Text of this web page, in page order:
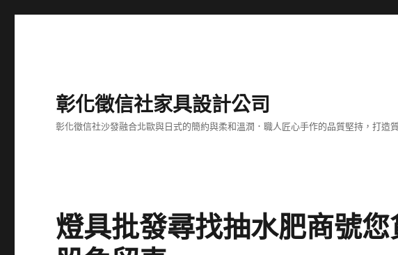
彰化徵信社家具設計公司
彰化徵信社沙發融合北歐與日式的簡約與柔和溫潤．職人匠心手作的品質堅持，打
燈具批發尋找抽水肥商號